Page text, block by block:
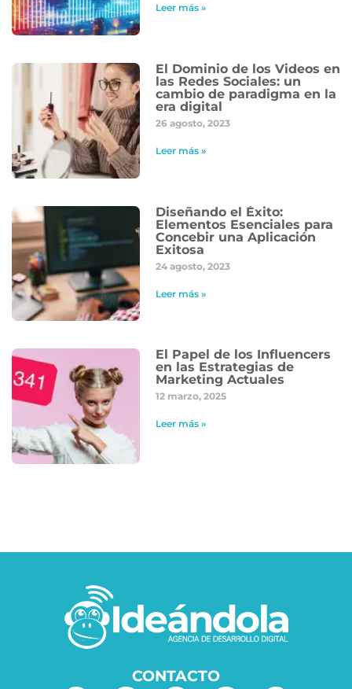
Leer más »
El Dominio de los Videos en
las Redes Sociales: un
cambio de paradigma en la
era digital
26 agosto, 2023
Leer más »
Diseñando el Éxito:
Elementos Esenciales para
Concebir una Aplicación
Exitosa
24 agosto, 2023
Leer más »
El Papel de los Influencers
en las Estrategias de
Marketing Actuales
12 marzo, 2025
Leer más »
CONTACTO